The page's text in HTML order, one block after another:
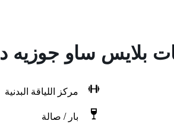
بلايس ساو جوزيه
مركز اللياقة البدنية
بار / صالة